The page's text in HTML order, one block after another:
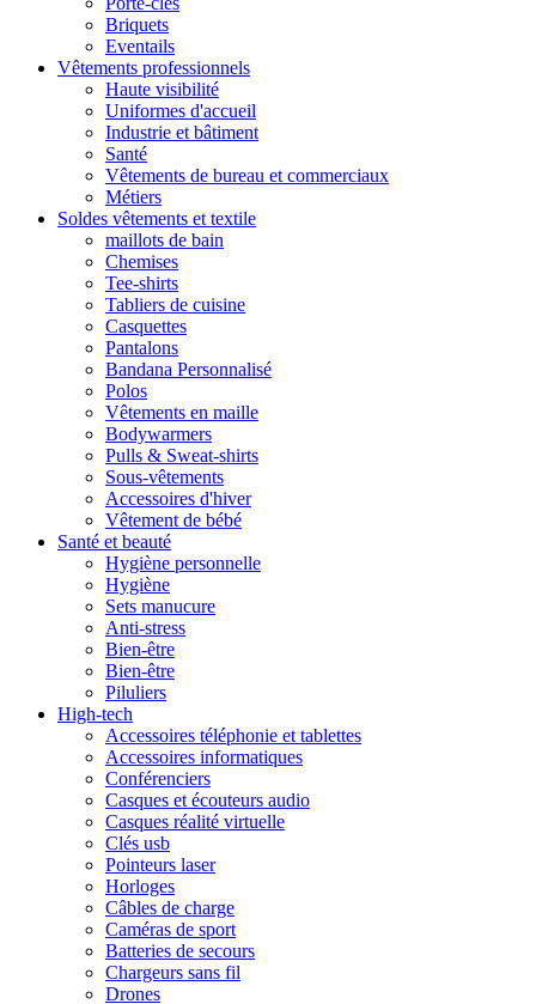
Briquets
Eventails
Vêtements professionnels
Haute visibilité
Uniformes d'accueil
Industrie et bâtiment
Santé
Vêtements de bureau et commerciaux
Métiers
Soldes vêtements et textile
maillots de bain
Chemises
Tee-shirts
Tabliers de cuisine
Casquettes
Pantalons
Bandana Personnalisé
Polos
Vêtements en maille
Bodywarmers
Pulls & Sweat-shirts
Sous-vêtements
Accessoires d'hiver
Vêtement de bébé
Santé et beauté
Hygiène personnelle
Hygiène
Sets manucure
Anti-stress
Bien-être
Bien-être
Piluliers
High-tech
Accessoires téléphonie et tablettes
Accessoires informatiques
Conférenciers
Casques et écouteurs audio
Casques réalité virtuelle
Clés usb
Pointeurs laser
Horloges
Câbles de charge
Caméras de sport
Batteries de secours
Chargeurs sans fil
Drones